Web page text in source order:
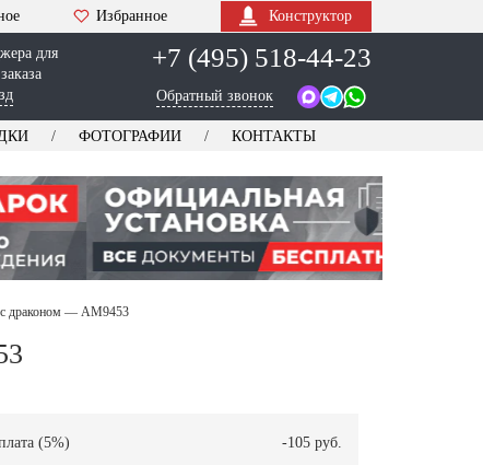
Избранное Конструктор
для
+7 (495) 518-44-23
Обратный звонок
ФОТОГРАФИИ КОНТАКТЫ
драконом — AM9453
(5%) -105 руб.